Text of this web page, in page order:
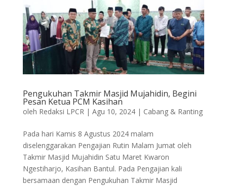
Pengukuhan Takmir Masjid Mujahidin, Begini
Pesan Ketua PCM Kasihan
oleh Redaksi LPCR| Agu 10, 2024| Cabang & Ranting
Pada hari Kamis 8 Agustus 2024 malam
diselenggarakan Pengajian Rutin Malam Jumat oleh
Takmir Masjid Mujahidin Satu Maret Kwaron
Ngestiharjo, Kasihan Bantul. Pada Pengajian kali
bersamaan dengan Pengukuhan Takmir Masjid